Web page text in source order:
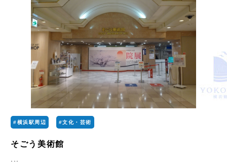
#横浜駅周辺 #文化・芸術
そごう美術館
...